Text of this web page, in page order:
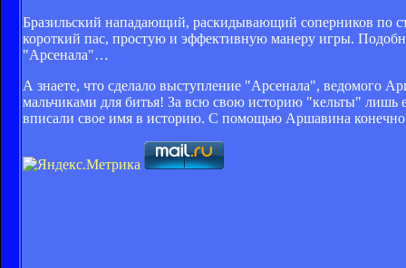
Бразильский нападающий, раскидывающий соперников
короткий пас, простую и эффективную манеру игры.
"Арсенала"…
А знаете, что сделало выступление "Арсенала", ведомого
мальчиками для битья! За всю свою историю "кельты"
вписали свое имя в историю. С помощью Аршавина